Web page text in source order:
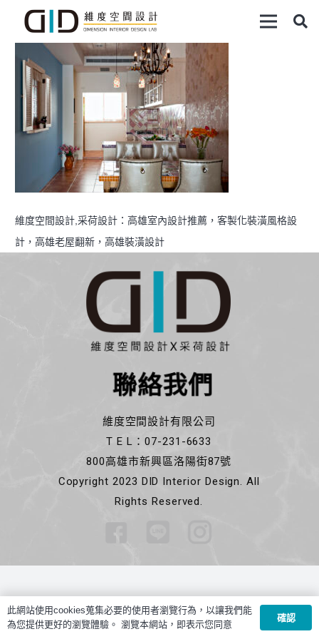
維度空間設計,采荷設計：高雄室內設計推薦，客製化裝潢風格設
計，高雄老屋翻新，高雄裝潢設計
聯絡我們
維度空間設計有限公司
T E L：07-231-6633
800高雄市新興區洛陽街87號
Copyright 2023 DID Interior Design. All
Rights Reserved.
此網站使用cookies蒐集必要的使用者瀏覽行為，以讓我們能
為您提供更好的瀏覽體驗。 瀏覽本網站，即表示您同意
確認